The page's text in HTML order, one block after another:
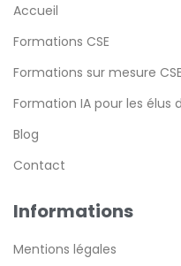
Accueil
Formations CSE
Formations sur mesure CSE
Formation IA pour les élus
Blog
Contact
Informations
Mentions légales